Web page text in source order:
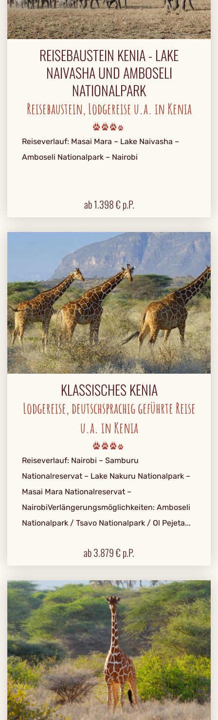
REISEBAUSTEIN KENIA - LAKE
NAIVASHA UND AMBOSELI
NATIONALPARK
Reisebaustein, Lodgereise u.a. in Kenia
Reiseverlauf: Masai Mara – Lake Naivasha –
Amboseli Nationalpark – Nairobi
ab1.398€ p.P.
KLASSISCHES KENIA
Lodgereise, deutschsprachig geführte Reise
u.a. in Kenia
Reiseverlauf: Nairobi – Samburu
Nationalreservat – Lake Nakuru Nationalpark –
Masai Mara Nationalreservat –
NairobiVerlängerungsmöglichkeiten: Amboseli
Nationalpark / Tsavo Nationalpark / Ol Pejeta...
ab3.879€ p.P.